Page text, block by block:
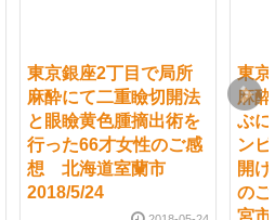
東京銀座2丁目で局所
麻酔にて二重瞼切開法
と眼瞼黄色腫摘出術を
行った66才女性のご感
想 北海道室蘭市
2018/5/24
東
麻
ぶ
ン
開
の
宮